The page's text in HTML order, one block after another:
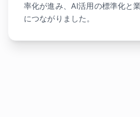
率化が進み、AI活用の標準化と
につながりました。